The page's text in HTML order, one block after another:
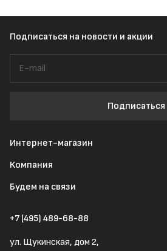
Подписаться на новости и акции
Подписаться
Интернет-магазин
Компания
Будем на связи
+7 (495) 489-68-88
ул. Щукинская, дом 2,